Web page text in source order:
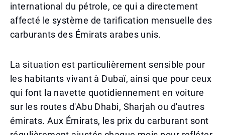
international du pétrole, ce qui a directement
affecté le système de tarification mensuelle des
carburants des Émirats arabes unis.
La situation est particulièrement sensible pour
les habitants vivant à Dubaï, ainsi que pour ceux
qui font la navette quotidiennement en voiture
sur les routes d'Abu Dhabi, Sharjah ou d'autres
émirats. Aux Émirats, les prix du carburant sont